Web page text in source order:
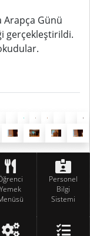
Arapça Günü
gerçekleştirildi.
Yemek
Personel
Bilgi
Sistemi